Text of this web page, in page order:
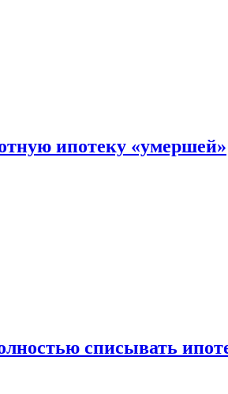
ипотеку «умершей»
списывать